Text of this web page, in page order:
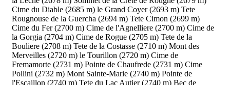
Cime du Diable (2685 m) le Grand Coyer (2693 m) Tete
Rougnouse de la Guercha (2694 m) Tete Cimon (2699 m)
Cime du Fer (2700 m) Cime de l'Agnelliere (2700 m) Cime de
la Gorgia (2704 m) Cime de Rogue (2705 m) Tete de la
Bouliere (2708 m) Tete de la Costasse (2710 m) Mont des
Merveilles (2720 m) le Tourillon (2720 m) Cime de
Fremamorte (2731 m) Pointe de Chaufrede (2731 m) Cime
Pollini (2732 m) Mont Sainte-Marie (2740 m) Pointe de
l'Escaillon (2740 m) Tete du Lac Autier (2740 m) Bec de